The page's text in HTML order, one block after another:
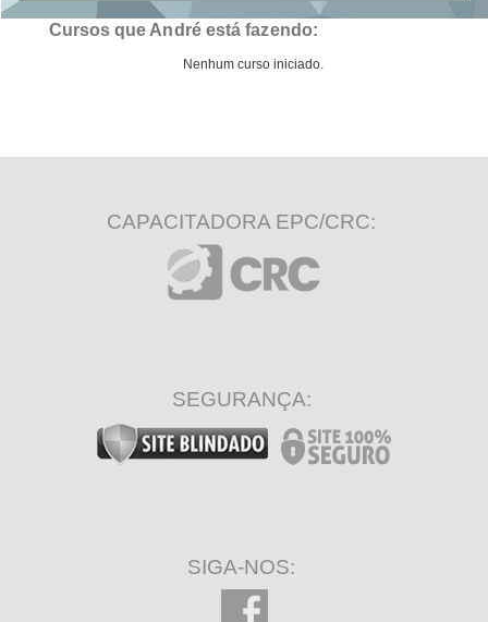
Cursos que André está fazendo:
Nenhum curso iniciado.
CAPACITADORA EPC/CRC:
SEGURANÇA:
SIGA-NOS: